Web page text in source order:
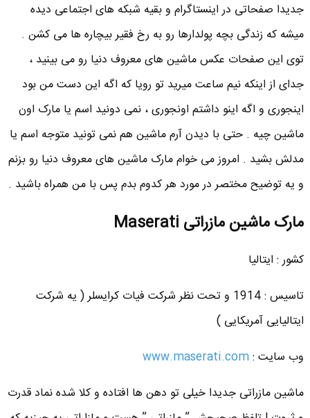
جدیدا صفحاتی در اینستاگرام و بقیه شبکه های اجتماعی دیده
میشه که زندگی بچه پولدارها رو به رخ فقیر بیچاره ها می کشن .
توی این صفحات عکس ماشین های معروف دنیا رو می بینید ،
جدای از اینکه نیم ساعت میرید تو رویا که اگه این دست من بود
اینجوری و اگه اینو داشتم اونجوری ، نمی دونید اسم یا مارک اون
ماشین چیه . حتی با دیدن آرم ماشین هم نمی تونید متوجه اسم یا
مدلش بشید . امروز می خوام مارک ماشین های معروف دنیا رو بزنم
و یه توضیح مختصر در مورد هر کدوم بدم پس با من همراه باشید .
مارک ماشین مازراتی Maserati
کشور : ایتالیا
تاسیس : 1914 و تحت نظر شرکت فیات کرایسلر ( یه شرکت
ایتالیایی آمریکایی )
وب سایت :www.maserati.com
ماشین مازراتی جدیدا خیلی تو دهن ها افتاده و کلا شده نماد قدرت